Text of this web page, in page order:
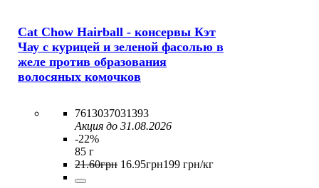
Cat Chow Hairball - консервы Кэт
Чау с курицей и зеленой фасолью в
желе против образования
волосяных комочков
7613037031393
Акция до 31.08.2026
-22%
85 г
21.60грн 16.95грн199 грн/кг